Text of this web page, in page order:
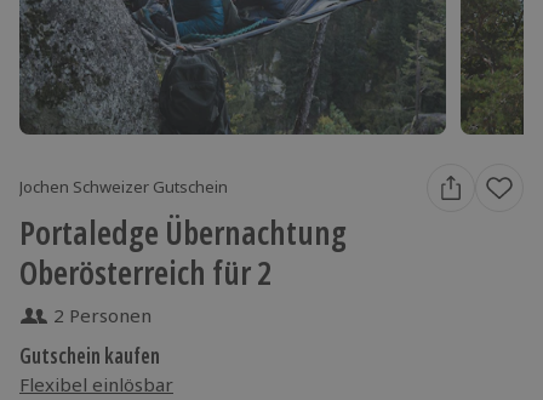
Jochen Schweizer Gutschein
Portaledge Übernachtung
Oberösterreich für 2
2 Personen
Gutschein kaufen
Flexibel einlösbar